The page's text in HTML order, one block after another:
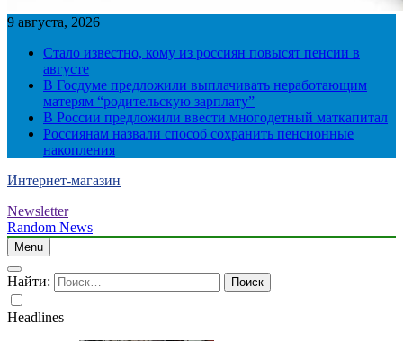
9 августа, 2026
Стало известно, кому из россиян повысят пенсии в
августе
В Госдуме предложили выплачивать неработающим
матерям “родительскую зарплату”
В России предложили ввести многодетный маткапитал
Россиянам назвали способ сохранить пенсионные
накопления
Интернет-магазин
Newsletter
Random News
Menu
Найти:
Headlines